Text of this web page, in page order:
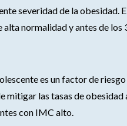
severidad de la obesidad.
normalidad y antes de los
es un factor de
mitigar las tasas de
con IMC alto.